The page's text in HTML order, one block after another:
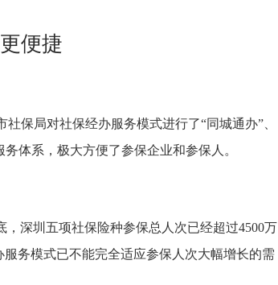
便捷
保局对社保经办服务模式进行了“同城通办”、
体系，极大方便了参保企业和参保人。
深圳五项社保险种参保总人次已经超过4500万
务模式已不能完全适应参保人次大幅增长的需